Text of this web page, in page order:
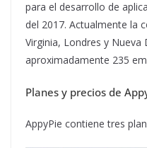
para el desarrollo de
del 2017. Actualmente la
Virginia, Londres y Nueva
aproximadamente 235
Planes y precios de
AppyPie contiene tres